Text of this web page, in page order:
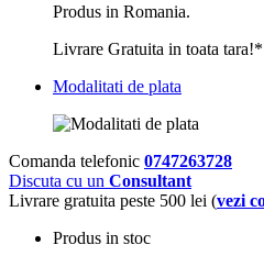
Produs in Romania.
Livrare Gratuita in toata tara!*
Modalitati de plata
Comanda telefonic 0747263728
Discuta cu un Consultant
Livrare gratuita peste 500 lei (vezi
Produs in stoc